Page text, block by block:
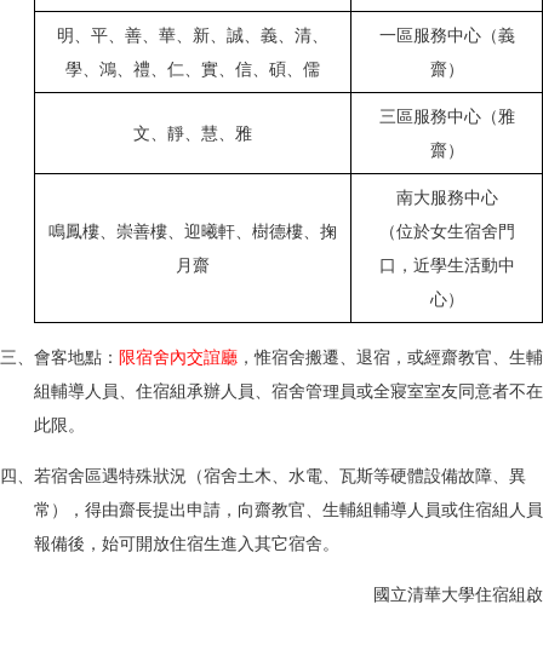
明、平、善、華、新、誠、義、清、
學、鴻、禮、仁、實、信、碩、儒
一區服務中心（義
齋）
文、靜、慧、雅
三區服務中心（雅
齋）
鳴鳳樓、崇善樓、迎曦軒、樹德樓、掬
月齋
南大服務中心
（位於女生宿舍門
口，近學生活動中
心）
三、會客地點： 限宿舍內交誼廳 ，惟宿舍搬遷、退宿，或經齋教官、生輔
組輔導人員、住宿組承辦人員、宿舍管理員或全寢室室友同意者不在
此限。
四、若宿舍區遇特殊狀況（宿舍土木、水電、瓦斯等硬體設備故障、異
常），得由齋長提出申請，向齋教官、生輔組輔導人員或住宿組人員
報備後，始可開放住宿生進入其它宿舍。
國立清華大學住宿組啟